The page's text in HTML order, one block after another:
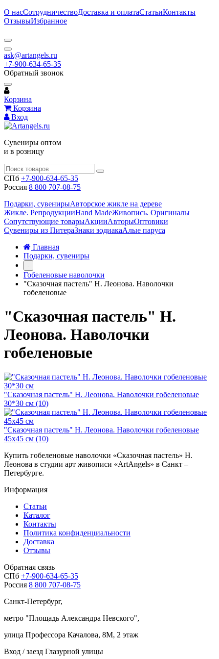
О насСотрудничествоДоставка и оплатаСтатьиКонтакты
ОтзывыИзбранное
ask@artangels.ru
+7-900-634-65-35
Обратный звонок
Корзина
Корзина
Вход
Сувениры оптом
и в розницу
СПб +7-900-634-65-35
Россия 8 800 707-08-75
Подарки, сувенирыАвторское жикле на дереве
Жикле. РепродукцииHand MadeЖивопись. Оригиналы
Сопутствующие товарыАкцииАвторыОптовики
Сувениры из ПитераЗнаки зодиакаАлые паруса
Главная
Подарки, сувениры
-
Гобеленовые наволочки
"Сказочная пастель" Н. Леонова. Наволочки
гобеленовые
"Сказочная пастель" Н.
Леонова. Наволочки
гобеленовые
"Сказочная пастель" Н. Леонова. Наволочки гобеленовые
30*30 см (10)
"Сказочная пастель" Н. Леонова. Наволочки гобеленовые
45х45 см (10)
Купить гобеленовые наволочки «Сказочная пастель» Н.
Леонова в студии арт живописи «ArtAngels» в Санкт –
Петербурге.
Информация
Статьи
Каталог
Контакты
Политика конфиденциальности
Доставка
Отзывы
Обратная связь
СПб +7-900-634-65-35
Россия 8 800 707-08-75
Санкт-Петербург,
метро "Площадь Александра Невского",
улица Профессора Качалова, 8М, 2 этаж
Вход / заезд Глазурной улицы